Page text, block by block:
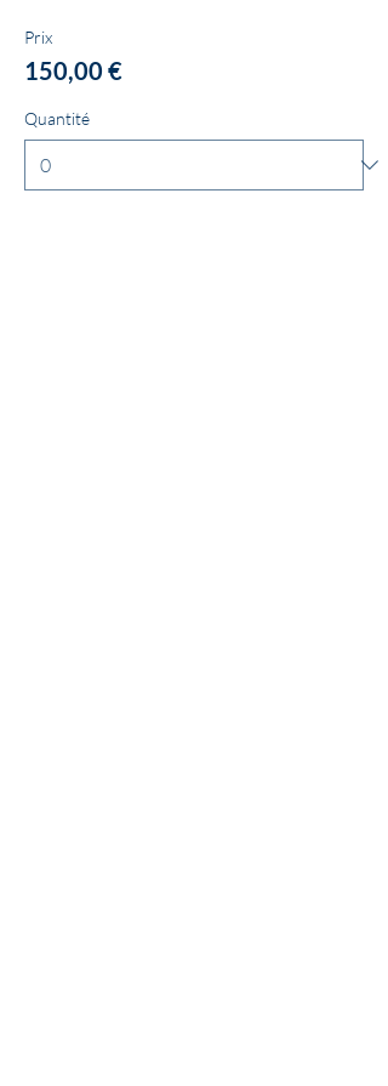
Prix
150,00 €
Quantité